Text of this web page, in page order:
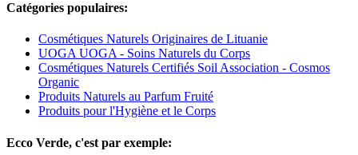
Catégories populaires:
Cosmétiques Naturels Originaires de Lituanie
UOGA UOGA - Soins Naturels du Corps
Cosmétiques Naturels Certifiés Soil Association - Cosmos
Organic
Produits Naturels au Parfum Fruité
Produits pour l'Hygiène et le Corps
Ecco Verde, c'est par exemple: